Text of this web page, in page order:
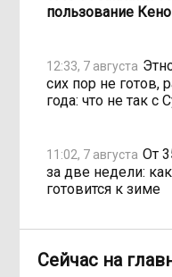
пользование
12:33, 7 августа
сих пор не готов,
года: что не так с
11:02, 7 августа От
за две недели:
готовится к зиме
продолжают
Сейчас на